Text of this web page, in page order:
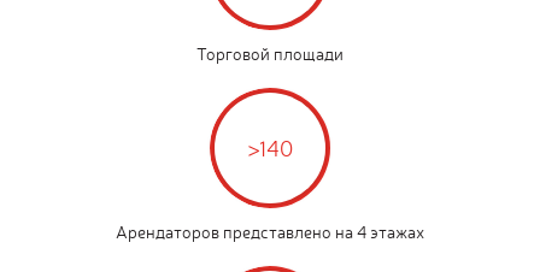
Торговой площади
>140
Арендаторов представлено на 4 этажах